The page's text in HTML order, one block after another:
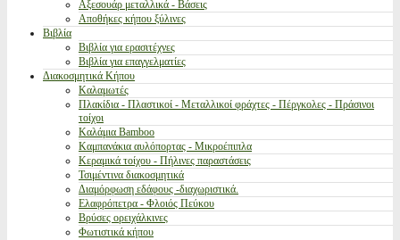
Αξεσουάρ μεταλλικά - Βάσεις
Αποθήκες κήπου ξύλινες
Βιβλία
Βιβλία για ερασιτέχνες
Βιβλία για επαγγελματίες
Διακοσμητικά Κήπου
Καλαμωτές
Πλακίδια - Πλαστικοί - Μεταλλικοί φράχτες - Πέργκολες - Πράσινοι
τοίχοι
Καλάμια Bamboo
Καμπανάκια αυλόπορτας - Μικροέπιπλα
Κεραμικά τοίχου - Πήλινες παραστάσεις
Τσιμέντινα διακοσμητικά
Διαμόρφωση εδάφους -διαχωριστικά.
Ελαφρόπετρα - Φλοιός Πεύκου
Βρύσες ορειχάλκινες
Φωτιστικά κήπου